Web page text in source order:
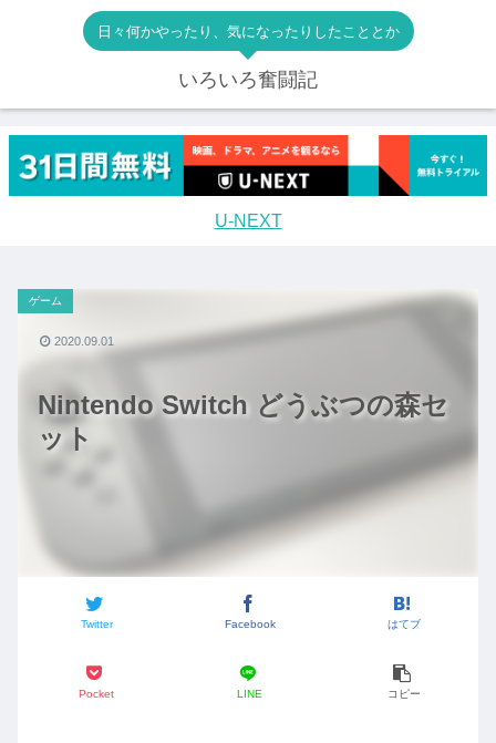
日々何かやったり、気になったりしたこととか
いろいろ奮闘記
U-NEXT
Nintendo Switch どうぶつの森セ
ット
ゲーム
Twitter Facebook はてブ
Pocket LINE コピー
2020.09.01